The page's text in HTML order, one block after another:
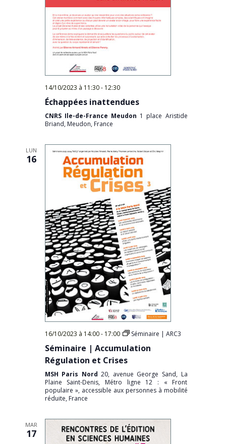
14/10/2023 à 11:30- 12:30
Échappées inattendues
CNRS Ile-de-France Meudon 1 place Aristide
Briand, Meudon, France
LUN
16
16/10/2023 à 14:00- 17:00 Séminaire | ARC3
Séminaire | Accumulation
Régulation et Crises
MSH Paris Nord20, avenue George Sand, La
Plaine Saint-Denis, Métro ligne 12 : « Front
populaire », accessible aux personnes à mobilité
réduite, France
MAR
17